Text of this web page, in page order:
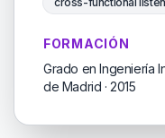
FORMACIÓN
Grado en Ingeniería
de Madrid · 2015